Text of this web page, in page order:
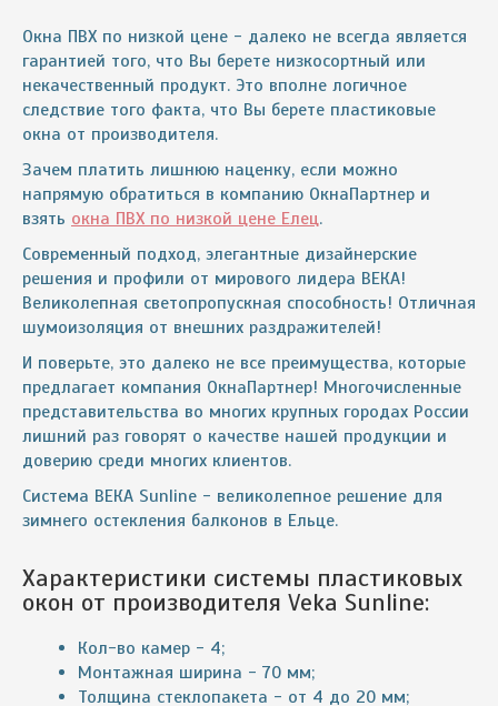
Окна ПВХ по низкой цене - далеко не всегда является
гарантией того, что Вы берете низкосортный или
некачественный продукт. Это вполне логичное
следствие того факта, что Вы берете пластиковые
окна от производителя.
Зачем платить лишнюю наценку, если можно
напрямую обратиться в компанию ОкнаПартнер и
взять окна ПВХ по низкой цене Елец.
Современный подход, элегантные дизайнерские
решения и профили от мирового лидера ВЕКА!
Великолепная светопропускная способность! Отличная
шумоизоляция от внешних раздражителей!
И поверьте, это далеко не все преимущества, которые
предлагает компания ОкнаПартнер! Многочисленные
представительства во многих крупных городах России
лишний раз говорят о качестве нашей продукции и
доверию среди многих клиентов.
Система ВЕКА Sunline - великолепное решение для
зимнего остекления балконов в Ельце.
Характеристики системы пластиковых
окон от производителя Veka Sunline:
Кол-во камер - 4;
Монтажная ширина - 70 мм;
Толщина стеклопакета - от 4 до 20 мм;